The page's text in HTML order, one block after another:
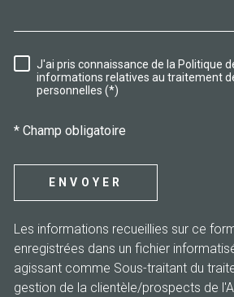
J'ai pris connaissance de la Politique
informations relatives au traitement
personnelles (*)
* Champ obligatoire
ENVOYER
Les informations recueillies sur ce
enregistrées dans un fichier
agissant comme Sous-traitant du
gestion de la clientèle/prospects de